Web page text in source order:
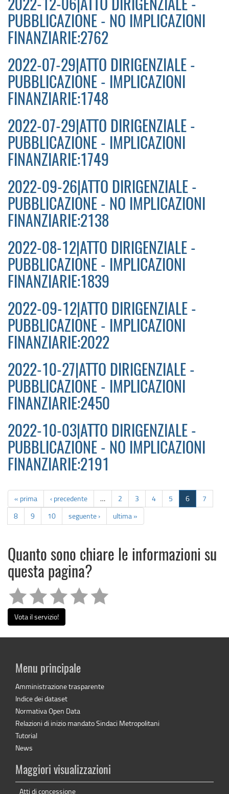
2022-12-06|ATTO DIRIGENZIALE -
PUBBLICAZIONE - NO IMPLICAZIONI
FINANZIARIE:2762
2022-07-29|ATTO DIRIGENZIALE -
PUBBLICAZIONE - IMPLICAZIONI
FINANZIARIE:1748
2022-07-29|ATTO DIRIGENZIALE -
PUBBLICAZIONE - IMPLICAZIONI
FINANZIARIE:1749
2022-09-26|ATTO DIRIGENZIALE -
PUBBLICAZIONE - NO IMPLICAZIONI
FINANZIARIE:2138
2022-08-12|ATTO DIRIGENZIALE -
PUBBLICAZIONE - IMPLICAZIONI
FINANZIARIE:1839
2022-09-12|ATTO DIRIGENZIALE -
PUBBLICAZIONE - IMPLICAZIONI
FINANZIARIE:2022
2022-10-27|ATTO DIRIGENZIALE -
PUBBLICAZIONE - IMPLICAZIONI
FINANZIARIE:2450
2022-10-03|ATTO DIRIGENZIALE -
PUBBLICAZIONE - NO IMPLICAZIONI
FINANZIARIE:2191
« prima ‹ precedente … 2 3 4 5 6
7
8
9 10 seguente › ultima »
Quanto sono chiare le informazioni su
questa pagina?
Vota il servizio!
Menu principale
Amministrazione trasparente
Indice dei dataset
Normativa Open Data
Relazioni di inizio mandato Sindaci Metropolitani
Tutorial
News
Maggiori visualizzazioni
Atti di concessione